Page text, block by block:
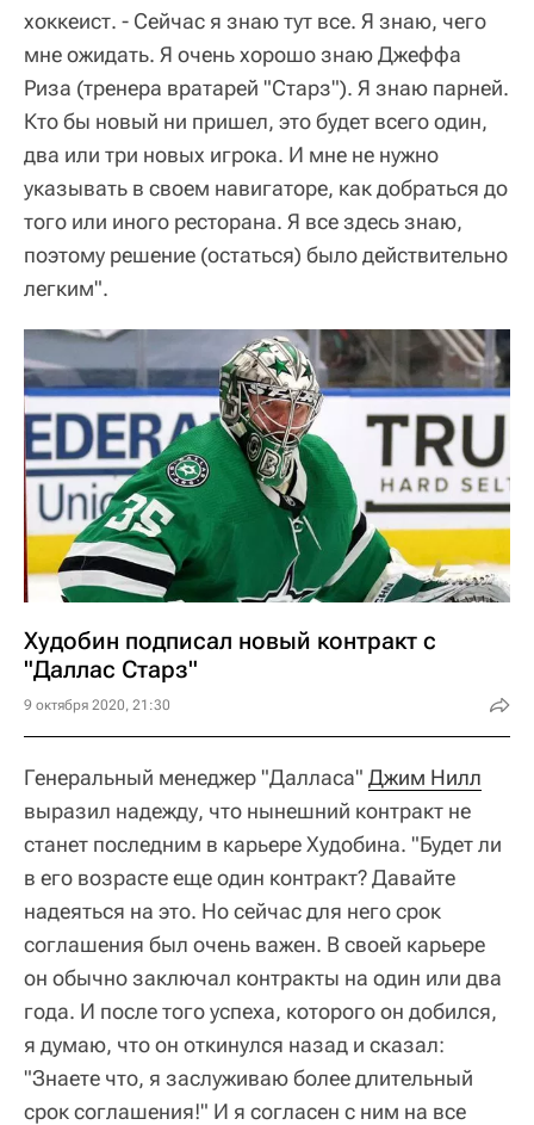
хоккеист. - Сейчас я знаю тут все. Я знаю, чего
мне ожидать. Я очень хорошо знаю Джеффа
Риза (тренера вратарей "Старз"). Я знаю парней.
Кто бы новый ни пришел, это будет всего один,
два или три новых игрока. И мне не нужно
указывать в своем навигаторе, как добраться до
того или иного ресторана. Я все здесь знаю,
поэтому решение (остаться) было действительно
легким".
Худобин подписал новый контракт с
"Даллас Старз"
9 октября 2020, 21:30
Генеральный менеджер "Далласа" Джим Нилл
выразил надежду, что нынешний контракт не
станет последним в карьере Худобина. "Будет ли
в его возрасте еще один контракт? Давайте
надеяться на это. Но сейчас для него срок
соглашения был очень важен. В своей карьере
он обычно заключал контракты на один или два
года. И после того успеха, которого он добился,
я думаю, что он откинулся назад и сказал:
"Знаете что, я заслуживаю более длительный
срок соглашения!" И я согласен с ним на все